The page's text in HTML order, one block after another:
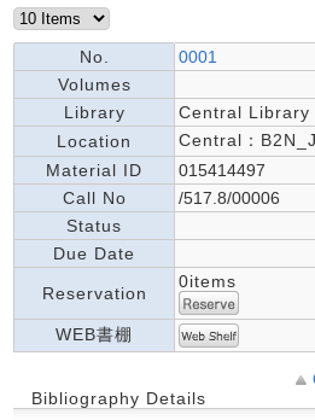
No.
0001
Volumes
Library
Central Library
Location
Central：
Material ID
015414497
Call No
/517.8/00006
Status
Due Date
Reservation
0items
WEB書棚
Bibliography Details